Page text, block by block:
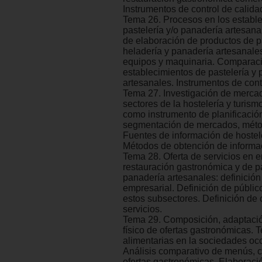
Instrumentos de control de
Tema 26. Procesos en los
pastelería y/o panadería
de elaboración de productos de
heladería y panadería
equipos y maquinaria.
establecimientos de pastelería y
artesanales. Instrumentos de
Tema 27. Investigación de
sectores de la hostelería y
como instrumento de
segmentación de mercados,
Fuentes de información de
Métodos de obtención de
Tema 28. Oferta de servicios en
restauración gastronómica y de
panadería artesanales:
empresarial. Definición de
estos subsectores. Definición de
servicios.
Tema 29. Composición,
físico de ofertas gastronómicas.
alimentarias en la sociedades
Análisis comparativo de menús,